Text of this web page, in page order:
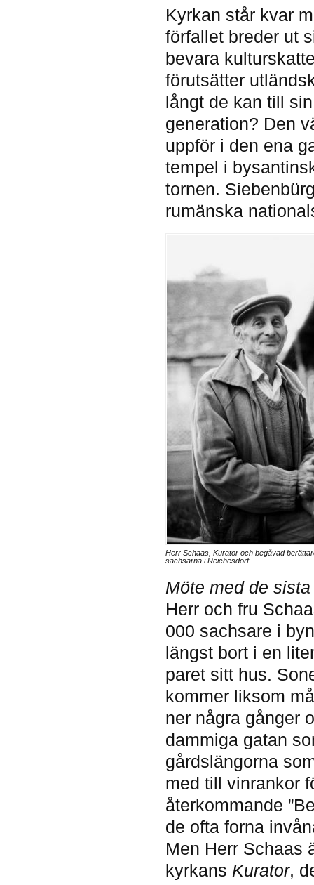
Kyrkan står kvar
förfallet breder ut
bevara
förutsätter
långt de kan till
generation? Den
uppför i den ena
tempel i
tornen.
rumänska
Herr Schaas, Kurator och begåvad
sachsarna i Reichesdorf.
Möte med de sista
Herr och fru
000 sachsare i
längst bort i en
paret sitt hus.
kommer liksom
ner några gånger
dammiga gatan
gårdslängorna
med till vinrankor
återkommande
de ofta forna
Men Herr Schaas
kyrkans Kurator,